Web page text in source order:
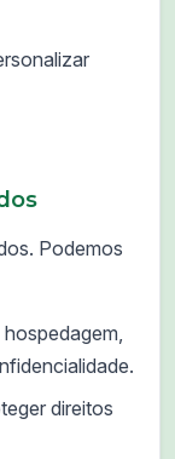
Podemos
direitos